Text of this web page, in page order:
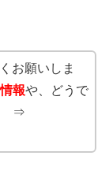
お願いしま
報や、どうで
。 ⇒